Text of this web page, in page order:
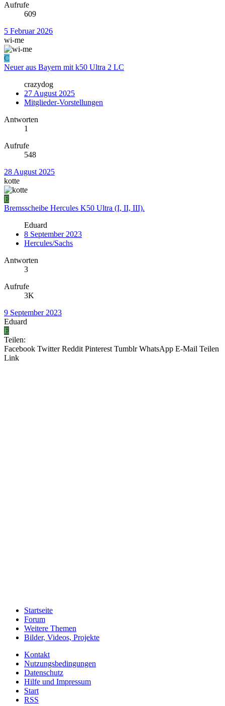
Aufrufe
609
5 Februar 2026
wi-me
C
Neuer aus Bayern mit k50 Ultra 2 LC
crazydog
27 August 2025
Mitglieder-Vorstellungen
Antworten
1
Aufrufe
548
28 August 2025
kotte
E
Bremsscheibe Hercules K50 Ultra (I, II, III).
Eduard
8 September 2023
Hercules/Sachs
Antworten
3
Aufrufe
3K
9 September 2023
Eduard
E
Teilen:
Facebook Twitter Reddit Pinterest Tumblr WhatsApp E-Mail Teilen
Link
Startseite
Forum
Weitere Themen
Bilder, Videos, Projekte
Kontakt
Nutzungsbedingungen
Datenschutz
Hilfe und Impressum
Start
RSS